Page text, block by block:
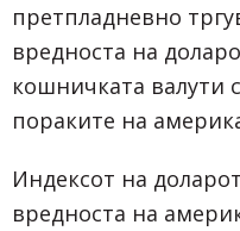
претпладневно
вредноста на
кошничката валути
пораките на
Индексот на
вредноста на